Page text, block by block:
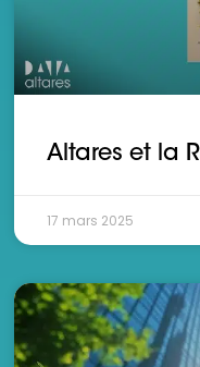
Altares et la
17 mars 2025